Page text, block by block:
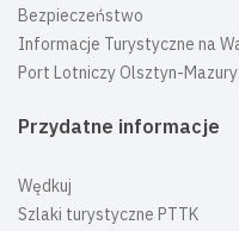
Bezpieczeństwo
Informacje Turystyczne na
Port Lotniczy Olsztyn-Mazury
Przydatne informacje
Wędkuj
Szlaki turystyczne PTTK